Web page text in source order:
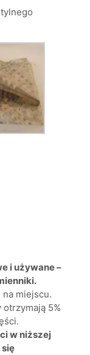
i używane –
miejscu.
5%
w niższej